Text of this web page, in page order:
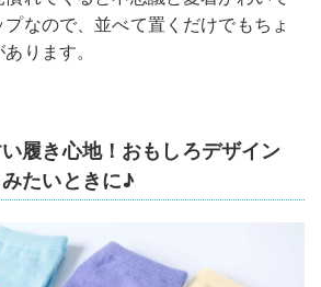
なので、並べて置くだけでもちょ
ります。
履き心地！おもしろデザイン
たいときに♪